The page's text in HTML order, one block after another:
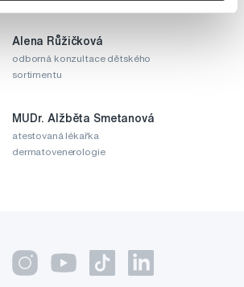
Alena Růžičková
odborná konzultace dětského
sortimentu
MUDr. Alžběta Smetanová
atestovaná lékařka
dermatovenerologie